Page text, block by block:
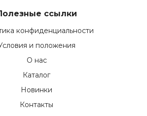
ссылки
конфиденциальности
и положения
О нас
Каталог
Новинки
Контакты